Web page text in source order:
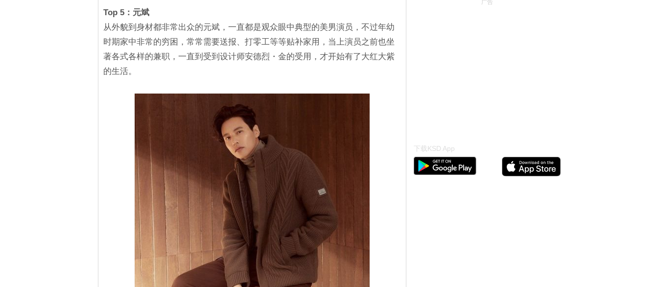
Top 5：元斌
从外貌到身材都非常出众的元斌，一直都是观众眼中典型的美男演员，不过年幼
时期家中非常的穷困，常常需要送报、打零工等等贴补家用，当上演员之前也坐
著各式各样的兼职，一直到受到设计师安德烈・金的受用，才开始有了大红大紫
的生活。
广告
下载KSD App